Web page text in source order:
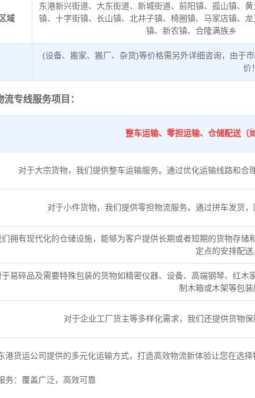
域
东港新兴街道、大东街道、新城街道、前阳镇、孤山镇、
镇、十字街镇、长山镇、北井子镇、椅圈镇、马家店镇、
镇、新农镇、合隆满族乡
(设备、搬家、搬厂、杂货)等价格需另外详细咨询，由于
价！
专线服务项目：
整车运输、零担运输、仓储配送（
对于大宗货物，我们提供整车运输服务。通过优化运输线路和合
对于小件货物，我们提供零担物流服务。通过拼车发货
们拥有现代化的仓储设施，能够为客户提供长期或者短期的货物存储
定点的安排配送
于易碎品及需要特殊包装的货物如精密仪器、设备、高端钢琴、红
制木箱或木架等包装
对于企业工厂货主等多样化需求，我们还提供货物
港货运公司提供的多元化运输方式，打造高效物流新体验让您在选择
务：覆盖广泛，高效可靠